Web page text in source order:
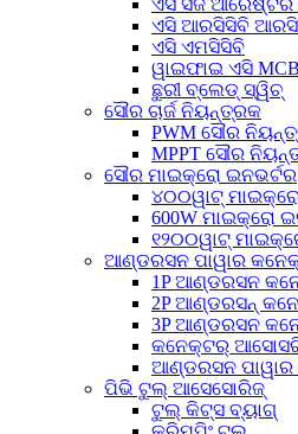
ଏସି ସର୍ଜ ଆରେଷ୍ଟର
ଏସି ଆରସିସିବି
ଏସି ଏମସିସିବି
ୱାଇଫାଇ ଏସି MCB
ଛୁରୀ ବ୍ଲେଡ୍ ସ୍ୱିଚ୍
ସୌର ଚାର୍ଜ ନିୟନ୍ତ୍ରକ
PWM ସୌର
MPPT ସୌର
ସୌର ମାଇକ୍ରୋ ଇନଭର୍ଟର
୪୦୦ୱାଟ୍
600W ମାଇକ୍ରୋ
୧୨୦୦ୱାଟ୍
ଆଣ୍ଡରସନ ପାୱାର
1P ଆଣ୍ଡରସନ
2P ଆଣ୍ଡରସନ୍
3P ଆଣ୍ଡରସନ
କନେକ୍ଟର୍
ଆଣ୍ଡରସନ
ପିଭି ଟୁଲ୍ ଆସେସୋରିଜ୍
ଟୁଲ୍ କିଟ୍ସ ବ୍ୟାଗ୍